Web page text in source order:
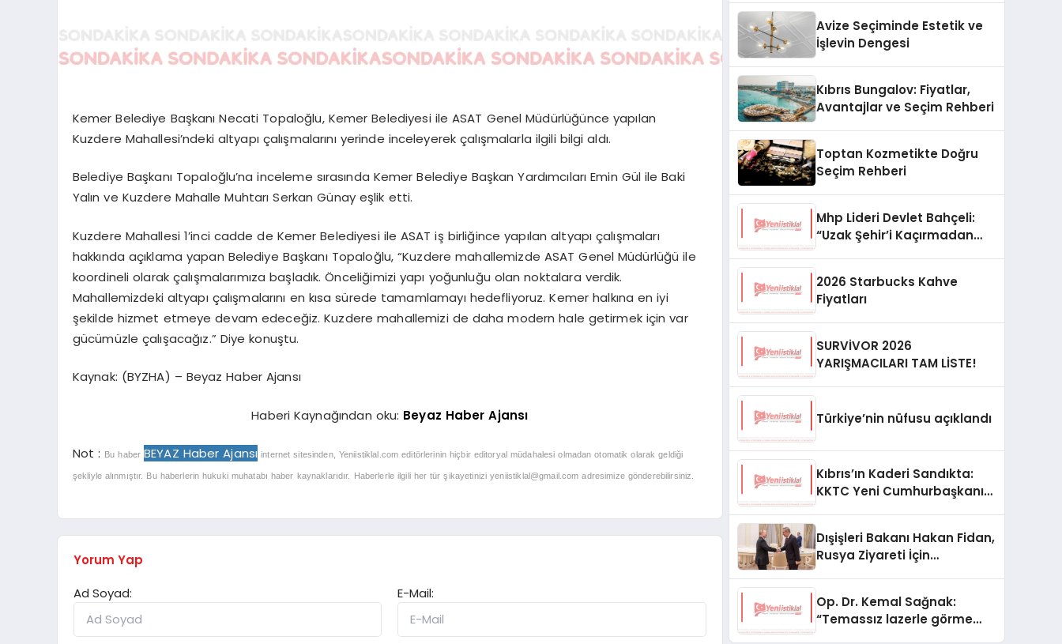
Kemer Belediye Başkanı Necati Topaloğlu, Kemer Belediyesi ile ASAT Genel Müdürlüğünce yapılan
Kuzdere Mahallesi’ndeki altyapı çalışmalarını yerinde inceleyerek çalışmalarla ilgili bilgi aldı.
Belediye Başkanı Topaloğlu’na inceleme sırasında Kemer Belediye Başkan Yardımcıları Emin Gül ile Baki
Yalın ve Kuzdere Mahalle Muhtarı Serkan Günay eşlik etti.
Kuzdere Mahallesi 1’inci cadde de Kemer Belediyesi ile ASAT iş birliğince yapılan altyapı çalışmaları
hakkında açıklama yapan Belediye Başkanı Topaloğlu, “Kuzdere mahallemizde ASAT Genel Müdürlüğü ile
koordineli olarak çalışmalarımıza başladık. Önceliğimizi yapı yoğunluğu olan noktalara verdik.
Mahallemizdeki altyapı çalışmalarını en kısa sürede tamamlamayı hedefliyoruz. Kemer halkına en iyi
şekilde hizmet etmeye devam edeceğiz. Kuzdere mahallemizi de daha modern hale getirmek için var
gücümüzle çalışacağız.” Diye konuştu.
Kaynak: (BYZHA) – Beyaz Haber Ajansı
Haberi Kaynağından oku: Beyaz Haber Ajansı
Not : Bu haber BEYAZ Haber Ajansı internet sitesinden, Yeniistiklal.com editörlerinin hiçbir editoryal müdahalesi olmadan otomatik olarak geldiği
şekliyle alınmıştır. Bu haberlerin hukuki muhatabı haber kaynaklarıdır. Haberlerle ilgili her tür şikayetiniziyeniistiklal@gmail.com adresimize gönderebilirsiniz.
Yorum Yap
Ad Soyad:
E-Mail:
Avize Seçiminde Estetik ve
İşlevin Dengesi
Kıbrıs Bungalov: Fiyatlar,
Avantajlar ve Seçim Rehberi
Toptan Kozmetikte Doğru
Seçim Rehberi
Mhp Lideri Devlet Bahçeli:
“Uzak Şehir’i Kaçırmadan
2026 Starbucks Kahve
Fiyatları
SURVİVOR 2026
YARIŞMACILARI TAM LİSTE!
Türkiye’nin nüfusu açıklandı
Kıbrıs’ın Kaderi Sandıkta:
KKTC Yeni Cumhurbaşkanını
Dışişleri Bakanı Hakan Fidan,
Rusya Ziyareti İçin
Op. Dr. Kemal Sağnak:
“Temassız lazerle görme